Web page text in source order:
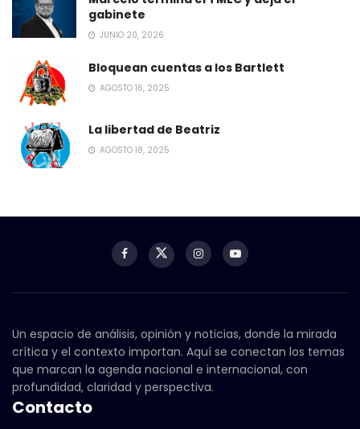
gabinete
JUNIO 20, 2026
Bloquean cuentas a los Bartlett
AGOSTO 16, 2025
La libertad de Beatriz
AGOSTO 18, 2025
Un espacio de análisis, opinión y noticias, donde la mirada
crítica y el contexto importan. Aquí se conectan los temas
que marcan la agenda nacional e internacional, con
profundidad, claridad y perspectiva.
Contacto